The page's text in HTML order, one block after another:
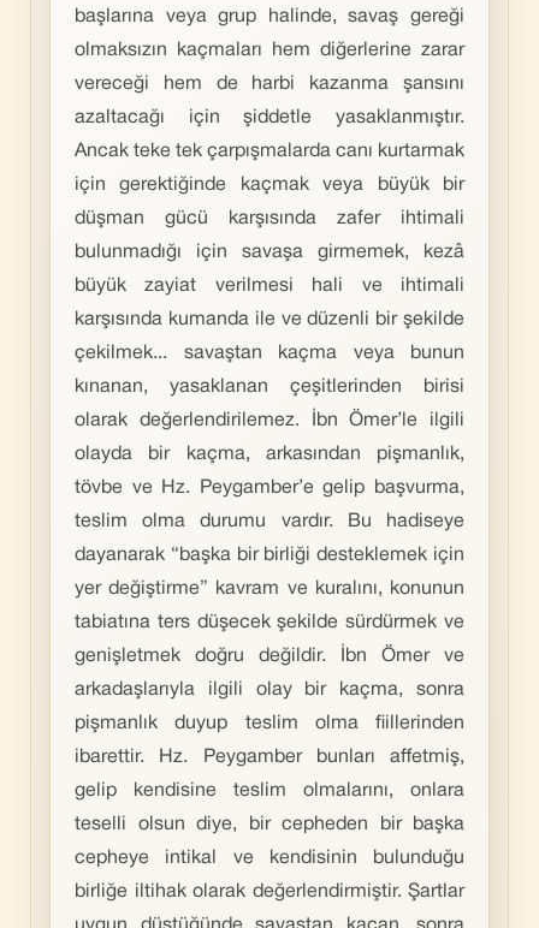
başlarına veya grup halinde, savaş gereği
olmaksızın kaçmaları hem diğerlerine zarar
vereceği hem de harbi kazanma şansını
azaltacağı için şiddetle yasaklanmıştır.
Ancak teke tek çarpışmalarda canı kurtarmak
için gerektiğinde kaçmak veya büyük bir
düşman gücü karşısında zafer ihtimali
bulunmadığı için savaşa girmemek, kezâ
büyük zayiat verilmesi hali ve ihtimali
karşısında kumanda ile ve düzenli bir şekilde
çekilmek... savaştan kaçma veya bunun
kınanan, yasaklanan çeşitlerinden birisi
olarak değerlendirilemez. İbn Ömer’le ilgili
olayda bir kaçma, arkasından pişmanlık,
tövbe ve Hz. Peygamber’e gelip başvurma,
teslim olma durumu vardır. Bu hadiseye
dayanarak “başka bir birliği desteklemek için
yer değiştirme” kavram ve kuralını, konunun
tabiatına ters düşecek şekilde sürdürmek ve
genişletmek doğru değildir. İbn Ömer ve
arkadaşlarıyla ilgili olay bir kaçma, sonra
pişmanlık duyup teslim olma fiillerinden
ibarettir. Hz. Peygamber bunları affetmiş,
gelip kendisine teslim olmalarını, onlara
teselli olsun diye, bir cepheden bir başka
cepheye intikal ve kendisinin bulunduğu
birliğe iltihak olarak değerlendirmiştir. Şartlar